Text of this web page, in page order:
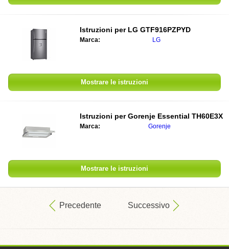
Istruzioni per LG GTF916PZPYD
Marca: LG
Mostrare le istruzioni
Istruzioni perGorenje Essential TH60E3X
Marca: Gorenje
Mostrare le istruzioni
Precedente Successivo